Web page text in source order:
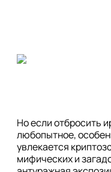
Но если отбросить
любопытное,
увлекается
мифических и